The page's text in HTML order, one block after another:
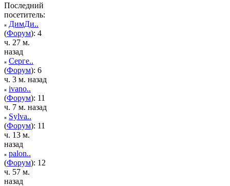
Последний
посетитель:
ДимДи..
(Форум): 4
ч. 27 м.
назад
Серге..
(Форум): 6
ч. 3 м. назад
ivano..
(Форум): 11
ч. 7 м. назад
Sylva..
(Форум): 11
ч. 13 м.
назад
palon..
(Форум): 12
ч. 57 м.
назад